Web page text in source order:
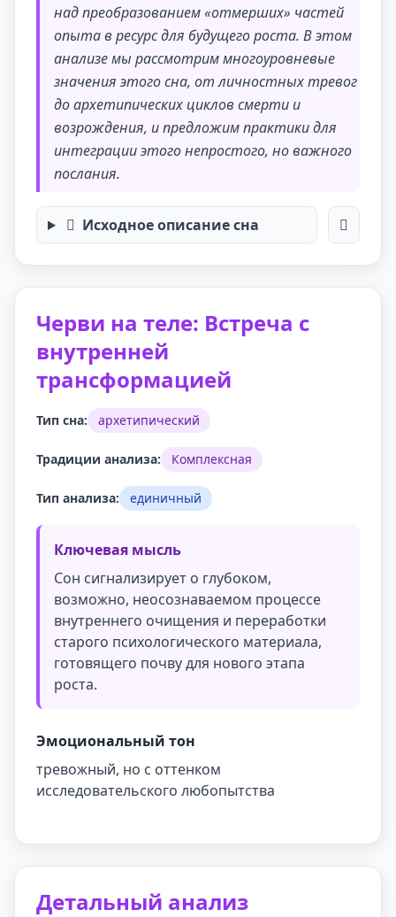
над преобразованием «отмерших» частей
опыта в ресурс для будущего роста. В этом
анализе мы рассмотрим многоуровневые
значения этого сна, от личностных тревог
до архетипических циклов смерти и
возрождения, и предложим практики для
интеграции этого непростого, но важного
послания.
Исходное описание сна
Черви на теле: Встреча с
внутренней
трансформацией
Тип сна: архетипический
Традиции анализа: Комплексная
Тип анализа: единичный
Ключевая мысль
Сон сигнализирует о глубоком,
возможно, неосознаваемом процессе
внутреннего очищения и переработки
старого психологического материала,
готовящего почву для нового этапа
роста.
Эмоциональный тон
тревожный, но с оттенком
исследовательского любопытства
Детальный анализ